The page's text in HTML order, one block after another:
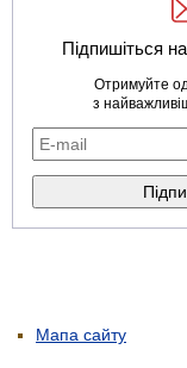
Підпишіться
Отримуйте
з
Мапа сайту